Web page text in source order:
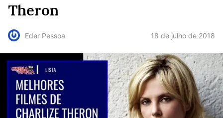
Theron
Eder Pessoa 18 de julho de 2018